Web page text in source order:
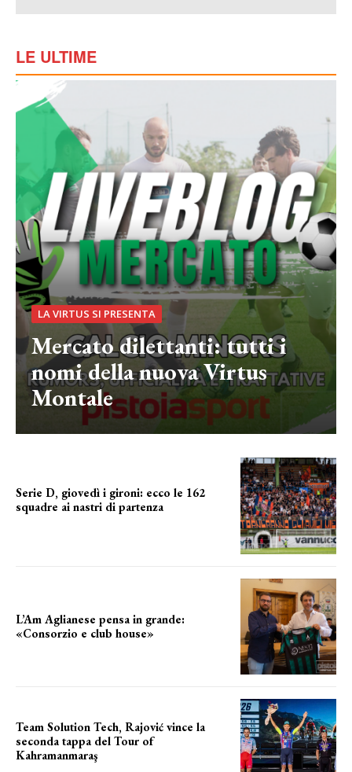
LE ULTIME
LA VIRTUS SI PRESENTA
Mercato dilettanti: tutti i
nomi della nuova Virtus
Montale
Serie D, giovedì i gironi: ecco le 162
squadre ai nastri di partenza
L’Am Aglianese pensa in grande:
«Consorzio e club house»
Team Solution Tech, Rajović vince la
seconda tappa del Tour of
Kahramanmaraş